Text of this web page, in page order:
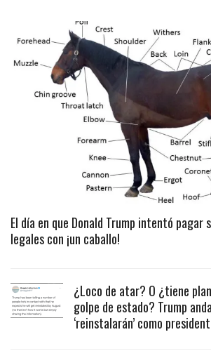
El día en que Donald Trump intentó pagar
legales con ¡un caballo!
¿Loco de atar? O ¿tiene
golpe de estado? Trump
‘reinstalarán’ como